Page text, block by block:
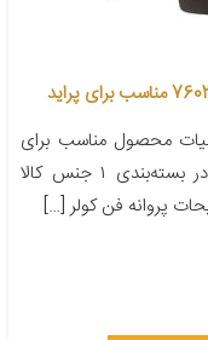
محصول مناسب برای
خودرو پراید تعداد در بسته‌بندی ۱ جنس کالا
پروانه فن کولر […]